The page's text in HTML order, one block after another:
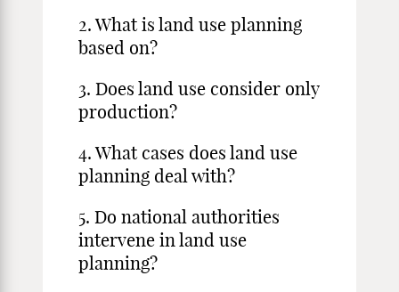
2. What is land use planning
based on?
3. Does land use consider only
production?
4. What cases does land use
planning deal with?
5. Do national authorities
intervene in land use
planning?